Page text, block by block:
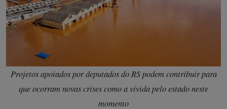
Projetos apoiados por deputados do RS podem contribuir para
que ocorram novas crises como a vivida pelo estado neste
momento